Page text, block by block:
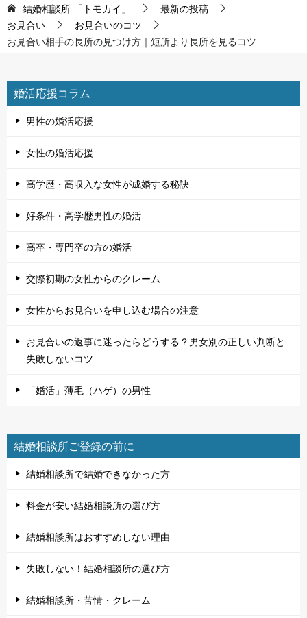
結婚相談所 「トモカイ」
最新の投稿
お見合い
お見合いのコツ
お見合い相手の長所の見つけ方｜短所より長所を見るコツ
婚活応援コラム
男性の婚活応援
女性の婚活応援
高学歴・高収入な女性が成婚する秘訣
好条件・高学歴男性の婚活
高卒・専門卒の方の婚活
交際初期の女性からのクレーム
女性からお見合いを申し込む場合の注意
お見合いの返事に迷ったらどうする？男女別の正しい判断と
失敗しないコツ
「婚活」薄毛（ハゲ）の男性
結婚相談所ご登録の前に
結婚相談所で結婚できなかった方
料金が安い結婚相談所の選び方
結婚相談所はおすすめしない理由
失敗しない！結婚相談所の選び方
結婚相談所・苦情・クレーム